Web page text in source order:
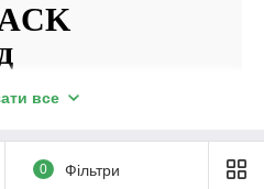
все
0 Фільтри